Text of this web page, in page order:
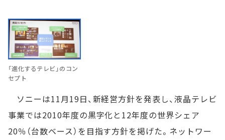
「進化するテレビ」のコン
セプト
ソニーは11月19日、新経営方針を発表し、液晶テレビ
事業では2010年度の黒字化と12年度の世界シェア
20％（台数ベース）を目指す方針を掲げた。ネットワー